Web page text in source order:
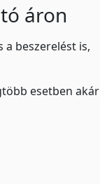
áron
beszerelést is,
esetben akár